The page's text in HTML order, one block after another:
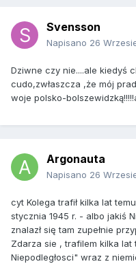
Svensson
Napisano 26
Dziwne czy nie....ale kiedyś
cudo,zwłaszcza ,że mój
woje polsko-
Argonauta
Napisano 26
cyt Kolega trafił kilka lat
stycznia 1945 r. - albo jakiś
znalazł się tam zupełnie
Zdarza sie , trafilem kilka lat
Niepodległosci" wraz z